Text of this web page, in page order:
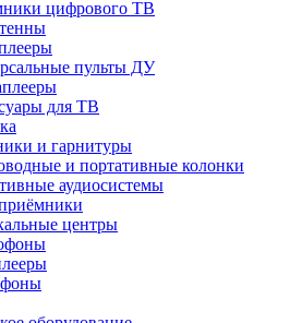
цифрового ТВ
пульты ДУ
для ТВ
и гарнитуры
и портативные колонки
аудиосистемы
центры